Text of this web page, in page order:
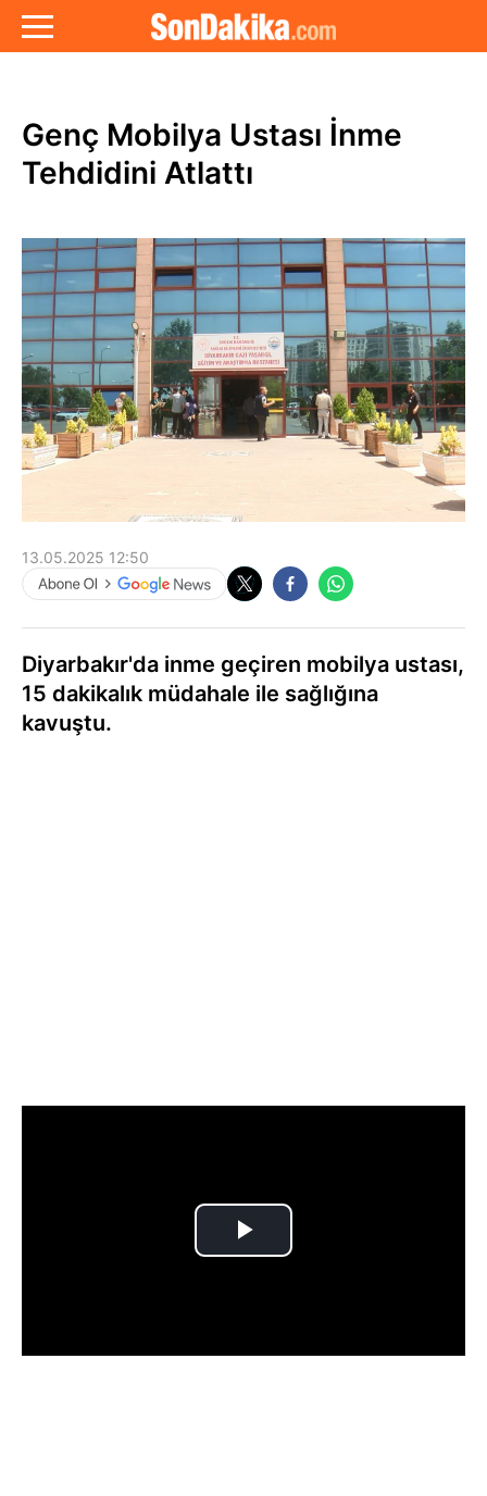
Genç Mobilya Ustası İnme
Tehdidini Atlattı
13.05.2025 12:50
Diyarbakır'da inme geçiren mobilya ustası,
15 dakikalık müdahale ile sağlığına
kavuştu.